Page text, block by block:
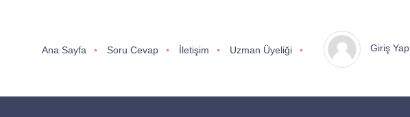
Ana Sayfa Soru Cevap İletişim Uzman Üyeliği Giriş Yap